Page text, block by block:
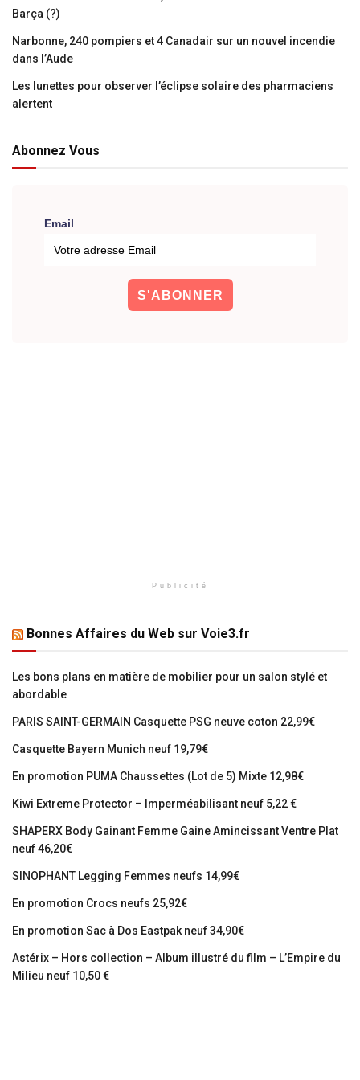
Barça (?)
Narbonne, 240 pompiers et 4 Canadair sur un nouvel incendie
dans l’Aude
Les lunettes pour observer l’éclipse solaire des pharmaciens
alertent
Abonnez Vous
Email
Publicité
Bonnes Affaires du Web sur Voie3.fr
Les bons plans en matière de mobilier pour un salon stylé et
abordable
PARIS SAINT-GERMAIN Casquette PSG neuve coton 22,99€
Casquette Bayern Munich neuf 19,79€
En promotion PUMA Chaussettes (Lot de 5) Mixte 12,98€
Kiwi Extreme Protector – Imperméabilisant neuf 5,22 €
SHAPERX Body Gainant Femme Gaine Amincissant Ventre Plat
neuf 46,20€
SINOPHANT Legging Femmes neufs 14,99€
En promotion Crocs neufs 25,92€
En promotion Sac à Dos Eastpak neuf 34,90€
Astérix – Hors collection – Album illustré du film – L’Empire du
Milieu neuf 10,50 €